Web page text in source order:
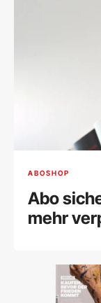
ABOSHOP
Abo
mehr